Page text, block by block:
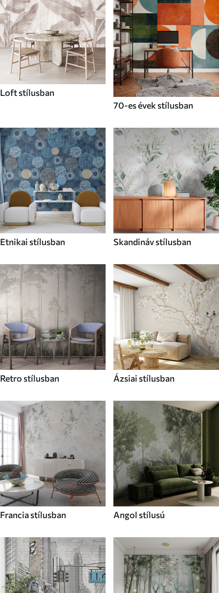
Loft stílusban
70-es évek stílusban
Etnikai stílusban Skandináv stílusban
Retro stílusban Ázsiai stílusban
Francia stílusban Angol stílusú